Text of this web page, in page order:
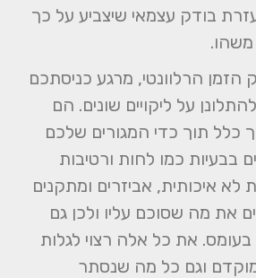
בודק עצמאי שיצביע על כך
הרלוונטי, מרגע כניסתכם
על ליקויים שונים. הם
כלל תוך כדי המגורים שלכם
בבעיות כמו לחות ורטיבות
לא איכותית, אביזרים ומתקנים
את מה שסוכם עליו ולכן גם
בעומס. את כל אלה רצוי לגלות
וגם כל מה שנסתר